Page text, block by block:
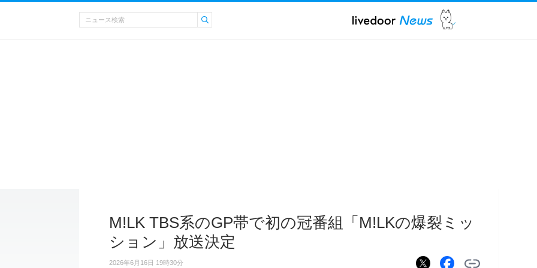
M!LK TBS系のGP帯で初の冠番組「M!LKの爆裂ミッ
ション」放送決定
2026年6月16日 19時30分